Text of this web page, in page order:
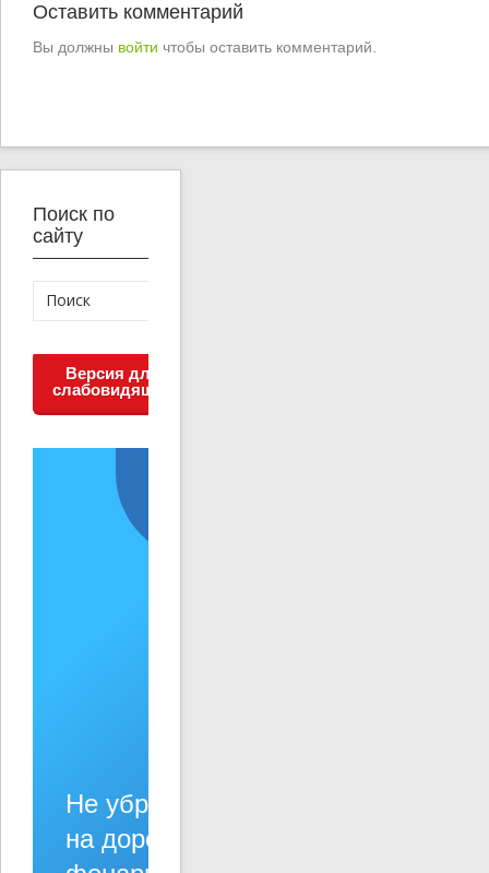
Оставить комментарий
Вы должны войти чтобы оставить комментарий.
Поиск по
сайту
Версия для
слабовидящих
Не убран мусор, яма
на дороге, не горит